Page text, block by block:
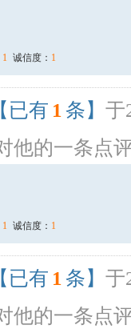
1 诚信度： 1
【已有 1 条】 于
他的一条点
1 诚信度： 1
【已有 1 条】 于
他的一条点